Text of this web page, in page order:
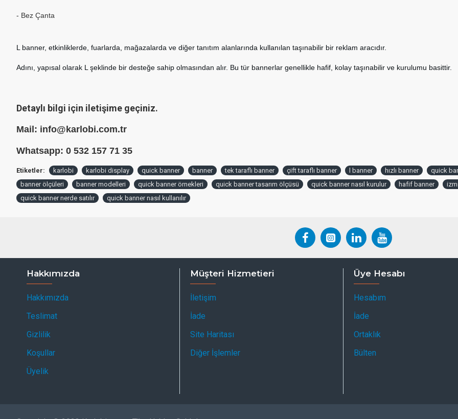
- Bez Çanta
L banner, etkinliklerde, fuarlarda, mağazalarda ve diğer tanıtım alanlarında kullanılan taşınabilir bir reklam aracıdır.
Adını, yapısal olarak L şeklinde bir desteğe sahip olmasından alır. Bu tür bannerlar genellikle hafif, kolay taşınabilir ve kurulumu basittir.
Detaylı bilgi için iletişime geçiniz.
Mail: info@karlobi.com.tr
Whatsapp: 0 532 157 71 35
Etiketler: karlobi karlobi display quick banner banner tek taraflı banner çift taraflı banner l banner hızlı banner
quick
banner ölçüleri
banner modelleri quick banner örnekleri quick banner tasarım ölçüsü quick banner nasıl kurulur hafif banner
quick banner nerde satılır
quick banner nasıl kullanılır
Hakkımızda
Hakkımızda
Teslimat
Gizlilik
Koşullar
Üyelik
Müşteri Hizmetieri
İletişim
İade
Site Haritası
Diğer İşlemler
Üye Hesabı
Hesabım
İade
Ortaklık
Bülten